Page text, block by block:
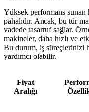
Yüksek performans
pahalıdır. Ancak, bu tür
vadede tasarruf sağlar.
makineler, daha hızlı ve
Bu durum, iş süreçlerinizi
yardımcı olabilir.
Fiyat
Aralığı